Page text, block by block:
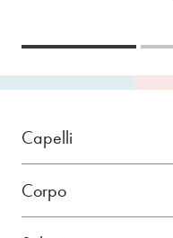
Capelli
Corpo